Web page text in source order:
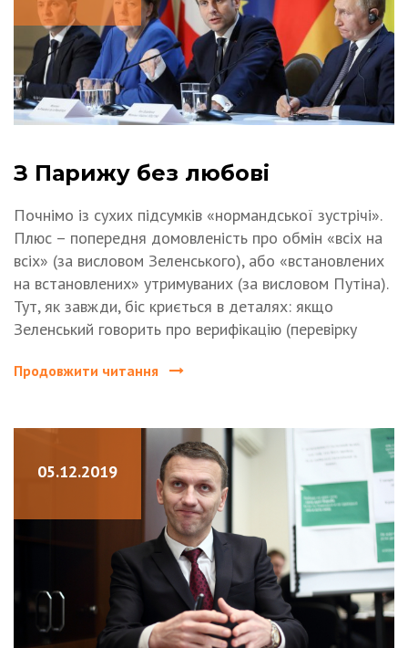
З Парижу без любові
Почнімо із сухих підсумків «нормандської зустрічі».
Плюс – попередня домовленість про обмін «всіх на
всіх» (за висловом Зеленського), або «встановлених
на встановлених» утримуваних (за висловом Путіна).
Тут, як завжди, біс криється в деталях: якщо
Зеленський говорить про верифікацію (перевірку
Продовжити читання
05.12.2019